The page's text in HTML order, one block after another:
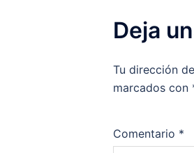
Deja
Tu dirección
marcados con
Comentario *